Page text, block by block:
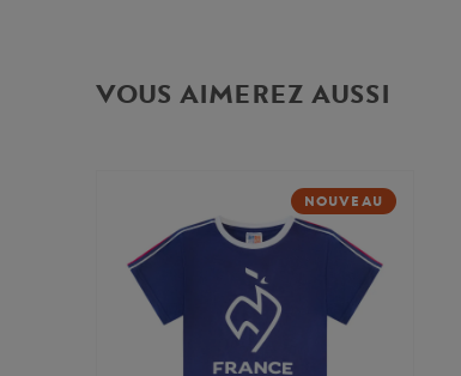
VOUS AIMEREZ AUSSI
NOUVEAU